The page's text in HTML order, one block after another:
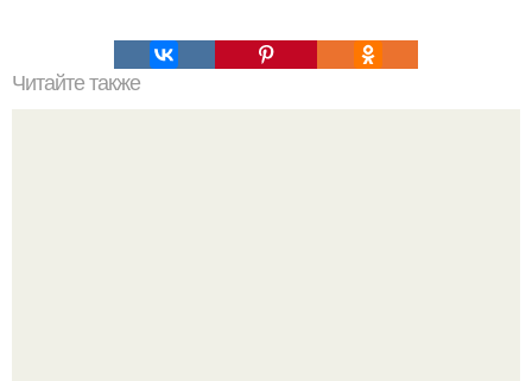
Читайте также